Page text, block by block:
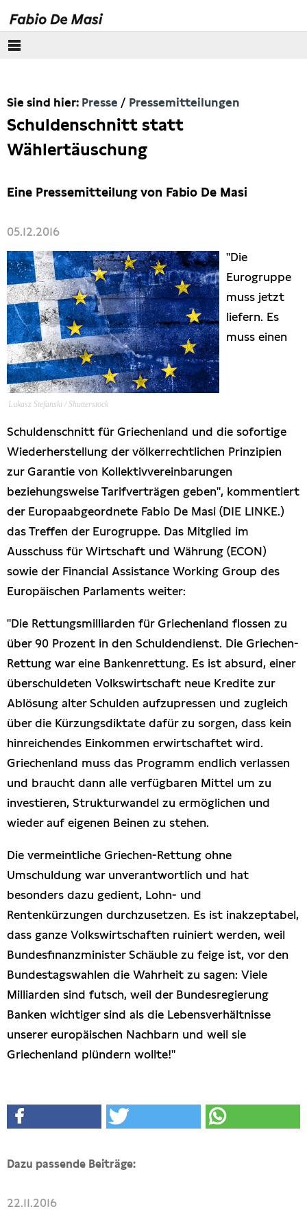
Europäisches Parlament
Themen
Interviews
Artikel
Presseschau
Publikationen
Anfragen (Archivseite)
Sie sind hier: Presse Pressemitteilungen
Schuldenschnitt statt
Wählertäuschung
Eine Pressemitteilung von Fabio De Masi
05.12.2016
Lukasz Stefanski / Shutterstock
"Die
Eurogruppe
muss jetzt
liefern. Es
muss einen
Schuldenschnitt für Griechenland und die sofortige
Wiederherstellung der völkerrechtlichen Prinzipien
zur Garantie von Kollektivvereinbarungen
beziehungsweise Tarifverträgen geben", kommentiert
der Europaabgeordnete Fabio De Masi (DIE LINKE.)
das Treffen der Eurogruppe. Das Mitglied im
Ausschuss für Wirtschaft und Währung (ECON)
sowie der Financial Assistance Working Group des
Europäischen Parlaments weiter:
"Die Rettungsmilliarden für Griechenland flossen zu
über 90 Prozent in den Schuldendienst. Die Griechen-
Rettung war eine Bankenrettung. Es ist absurd, einer
überschuldeten Volkswirtschaft neue Kredite zur
Ablösung alter Schulden aufzupressen und zugleich
über die Kürzungsdiktate dafür zu sorgen, dass kein
hinreichendes Einkommen erwirtschaftet wird.
Griechenland muss das Programm endlich verlassen
und braucht dann alle verfügbaren Mittel um zu
investieren, Strukturwandel zu ermöglichen und
wieder auf eigenen Beinen zu stehen.
Die vermeintliche Griechen-Rettung ohne
Umschuldung war unverantwortlich und hat
besonders dazu gedient, Lohn- und
Rentenkürzungen durchzusetzen. Es ist inakzeptabel,
dass ganze Volkswirtschaften ruiniert werden, weil
Bundesfinanzminister Schäuble zu feige ist, vor den
Bundestagswahlen die Wahrheit zu sagen: Viele
Milliarden sind futsch, weil der Bundesregierung
Banken wichtiger sind als die Lebensverhältnisse
unserer europäischen Nachbarn und weil sie
Griechenland plündern wollte!"
Dazu passende Beiträge:
22.11.2016